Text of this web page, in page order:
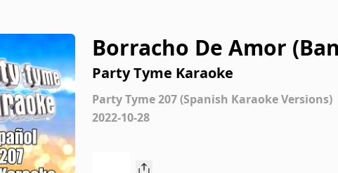
Borracho De Amor
nda La Trakalosa De
on]
Party Tyme Karaoke
Party Tyme 207 (Spanish Karaoke Versions)
2022-10-28